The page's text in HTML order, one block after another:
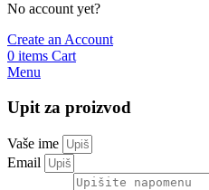
No account yet?
Create an Account
0 items Cart
Menu
Upit za proizvod
Vaše ime
Email